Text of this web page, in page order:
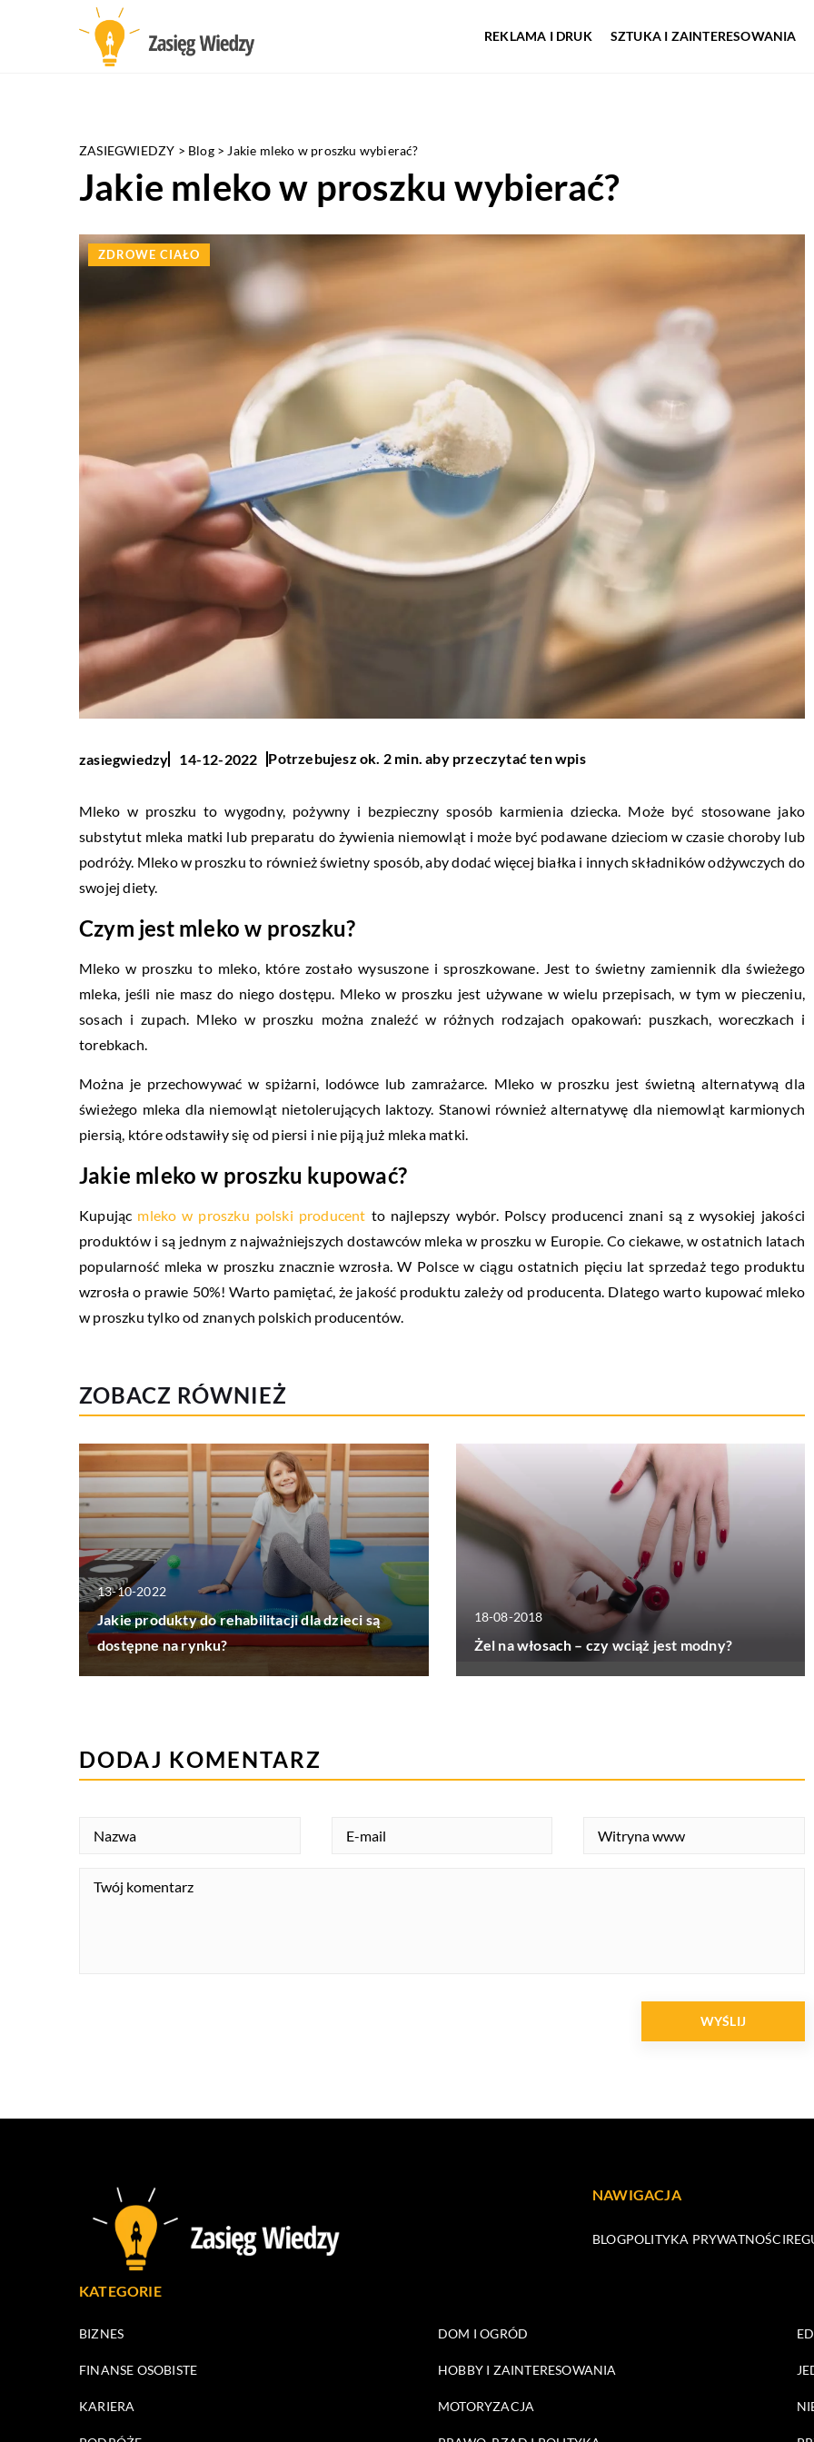
REKLAMA I DRUK SZTUKA I ZAINTERESOWANIA
ZASIEGWIEDZY > Blog> Jakie mleko w proszku wybierać?
Jakie mleko w proszku wybierać?
ZDROWE CIAŁO
zasiegwiedzy 14-12-2022 Potrzebujesz ok. 2 min. aby przeczytać ten wpis
Mleko w proszku to wygodny, pożywny i bezpieczny sposób karmienia dziecka. Może być stosowane jako
substytut mleka matki lub preparatu do żywienia niemowląt i może być podawane dzieciom w czasie choroby lub
podróży. Mleko w proszku to również świetny sposób, aby dodać więcej białka i innych składników odżywczych do
swojej diety.
Czym jest mleko w proszku?
Mleko w proszku to mleko, które zostało wysuszone i sproszkowane. Jest to świetny zamiennik dla świeżego
mleka, jeśli nie masz do niego dostępu. Mleko w proszku jest używane w wielu przepisach, w tym w pieczeniu,
sosach i zupach. Mleko w proszku można znaleźć w różnych rodzajach opakowań: puszkach, woreczkach i
torebkach.
Można je przechowywać w spiżarni, lodówce lub zamrażarce. Mleko w proszku jest świetną alternatywą dla
świeżego mleka dla niemowląt nietolerujących laktozy. Stanowi również alternatywę dla niemowląt karmionych
piersią, które odstawiły się od piersi i nie piją już mleka matki.
Jakie mleko w proszku kupować?
Kupując mleko w proszku polski producent to najlepszy wybór. Polscy producenci znani są z wysokiej jakości
produktów i są jednym z najważniejszych dostawców mleka w proszku w Europie. Co ciekawe, w ostatnich latach
popularność mleka w proszku znacznie wzrosła. W Polsce w ciągu ostatnich pięciu lat sprzedaż tego produktu
wzrosła o prawie 50%! Warto pamiętać, że jakość produktu zależy od producenta. Dlatego warto kupować mleko
w proszku tylko od znanych polskich producentów.
ZOBACZ RÓWNIEŻ
13-10-2022
Jakie produkty do rehabilitacji dla dzieci są
dostępne na rynku?
18-08-2018
Żel na włosach – czy wciąż jest modny?
DODAJ KOMENTARZ
NAWIGACJA
BLOGPOLITYKA PRYWATNOŚCI
KATEGORIE
BIZNES DOM I OGRÓD
FINANSE OSOBISTE HOBBY I ZAINTERESOWANIA
KARIERA MOTORYZACJA